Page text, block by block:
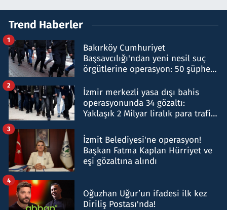
Trend Haberler
Bakırköy Cumhuriyet
Başsavcılığı'ndan yeni nesil suç
örgütlerine operasyon: 50 şüpheli
1
İzmir merkezli yasa dışı bahis
operasyonunda 34 gözaltı:
Yaklaşık 2 Milyar liralık para trafiği
2
İzmit Belediyesi'ne operasyon!
Başkan Fatma Kaplan Hürriyet ve
eşi gözaltına alındı
3
Oğuzhan Uğur’un ifadesi ilk kez
Diriliş Postası'nda!
4